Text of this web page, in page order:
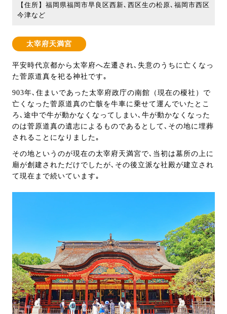
【住所】福岡県福岡市早良区西新､西区生の松原､福岡市西区
今津など
太宰府天満宮
平安時代京都から太宰府へ左遷され､失意のうちに亡くなっ
た菅原道真を祀る神社です｡
903年､住まいであった太宰府政庁の南館（現在の榎社）で
亡くなった菅原道真の亡骸を牛車に乗せて運んでいたとこ
ろ､途中で牛が動かなくなってしまい､牛が動かなくなった
のは菅原道真の遺志によるものであるとして､その地に埋葬
されることになりました｡
その地というのが現在の太宰府天満宮で､当初は墓所の上に
廟が創建されただけでしたが､その後立派な社殿が建立され
て現在まで続いています｡